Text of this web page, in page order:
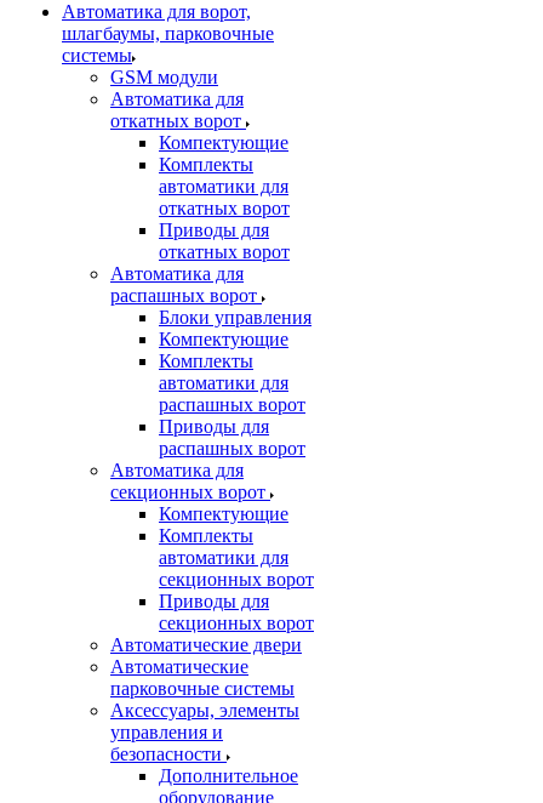
Автоматика для ворот,
шлагбаумы, парковочные
системы
GSM модули
Автоматика для
откатных ворот
Компектующие
Комплекты
автоматики для
откатных ворот
Приводы для
откатных ворот
Автоматика для
распашных ворот
Блоки управления
Компектующие
Комплекты
автоматики для
распашных ворот
Приводы для
распашных ворот
Автоматика для
секционных ворот
Компектующие
Комплекты
автоматики для
секционных ворот
Приводы для
секционных ворот
Автоматические двери
Автоматические
парковочные системы
Аксессуары, элементы
управления и
безопасности
Дополнительное
оборудование